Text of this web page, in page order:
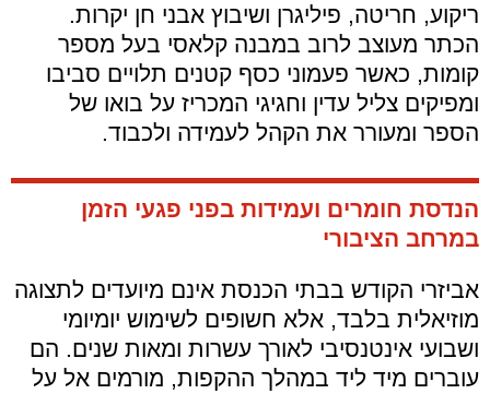
ריקוע, חריטה, פיליגרן ושיבוץ אבני חן יקרות.
הכתר מעוצב לרוב במבנה קלאסי בעל מספר
קומות, כאשר פעמוני כסף קטנים תלויים סביבו
ומפיקים צליל עדין וחגיגי המכריז על בואו של
הספר ומעורר את הקהל לעמידה ולכבוד.
הנדסת חומרים ועמידות בפני פגעי הזמן
במרחב הציבורי
אביזרי הקודש בבתי הכנסת אינם מיועדים לתצוגה
מוזיאלית בלבד, אלא חשופים לשימוש יומיומי
ושבועי אינטנסיבי לאורך עשרות ומאות שנים. הם
עוברים מיד ליד במהלך ההקפות, מורמים אל על